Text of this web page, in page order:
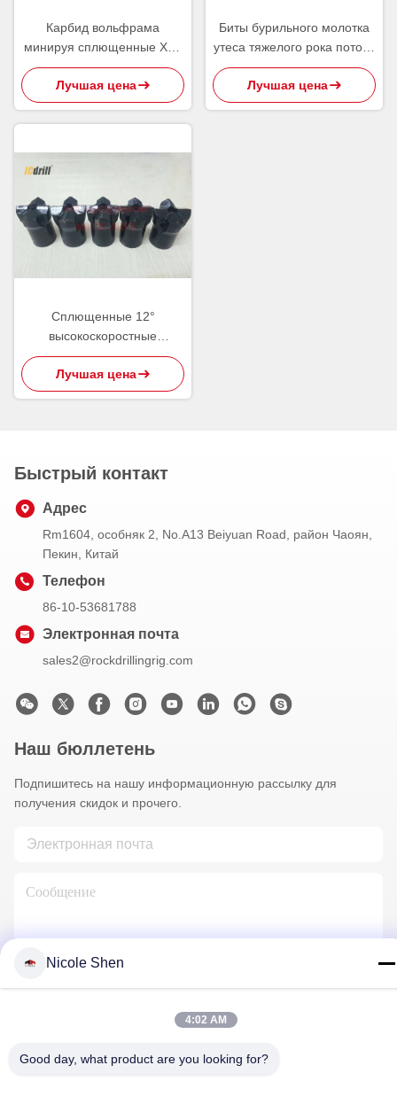
Карбид вольфрама
минируя сплющенные Х22
биты кнопки
Лучшая цена
Биты бурильного молотка
утеса тяжелого рока потока
Т38 Р38/бит кнопки вставки
карбида Суда сверля
Лучшая цена
Сплющенные 12°
высокоскоростные
перекрестные режущие
инструменты карбида
вольфрама буровых
Лучшая цена
Быстрый контакт
Адрес
Rm1604, особняк 2, No.A13 Beiyuan Road, район Чаоян,
Пекин, Китай
Телефон
86-10-53681788
Электронная почта
sales2@rockdrillingrig.com
Наш бюллетень
Подпишитесь на нашу информационную рассылку для
получения скидок и прочего.
Свяжитесь С Нами
Политика конфиденциальности Карта сайта
Nicole Shen
4:02 AM
Good day, what product are you looking for?